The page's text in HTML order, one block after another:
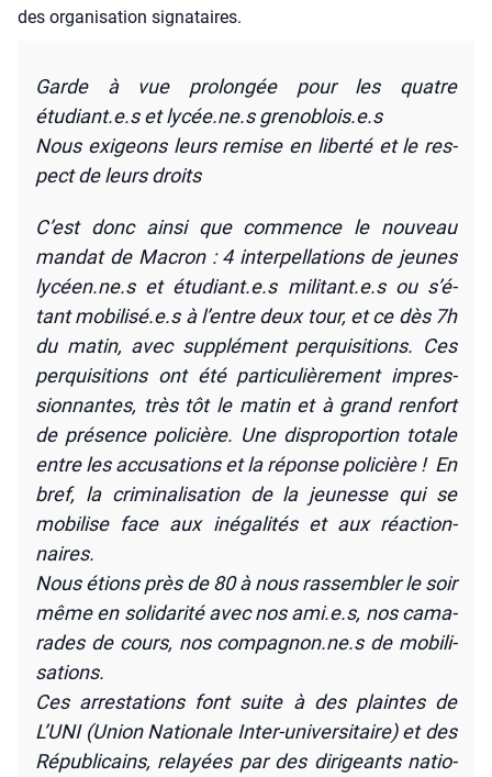
des orga­ni­sa­tion signa­taires.
Garde à vue pro­lon­gée pour les quatre
étudiant.e.s et lycée.ne.s grenoblois.e.s
Nous exi­geons leurs remise en liber­té et le res­
pect de leurs droits
C’est donc ain­si que com­mence le nou­veau
man­dat de Macron : 4 inter­pel­la­tions de jeunes
lycéen.ne.s et étudiant.e.s militant.e.s ou s’é­
tant mobilisé.e.s à l’entre deux tour, et ce dès 7h
du matin, avec sup­plé­ment per­qui­si­tions. Ces
per­qui­si­tions ont été par­ti­cu­liè­re­ment impres­
sion­nantes, très tôt le matin et à grand ren­fort
de pré­sence poli­cière. Une dis­pro­por­tion totale
entre les accu­sa­tions et la réponse poli­cière ! En
bref, la cri­mi­na­li­sa­tion de la jeu­nesse qui se
mobi­lise face aux inéga­li­tés et aux réac­tion­
naires.
Nous étions près de 80 à nous ras­sem­bler le soir
même en soli­da­ri­té avec nos ami.e.s, nos cama­
rades de cours, nos compagnon.ne.s de mobi­li­
sa­tions.
Ces arres­ta­tions font suite à des plaintes de
L’UNI (Union Natio­nale Inter-uni­ver­si­taire) et des
Répu­bli­cains, relayées par des diri­geants natio­